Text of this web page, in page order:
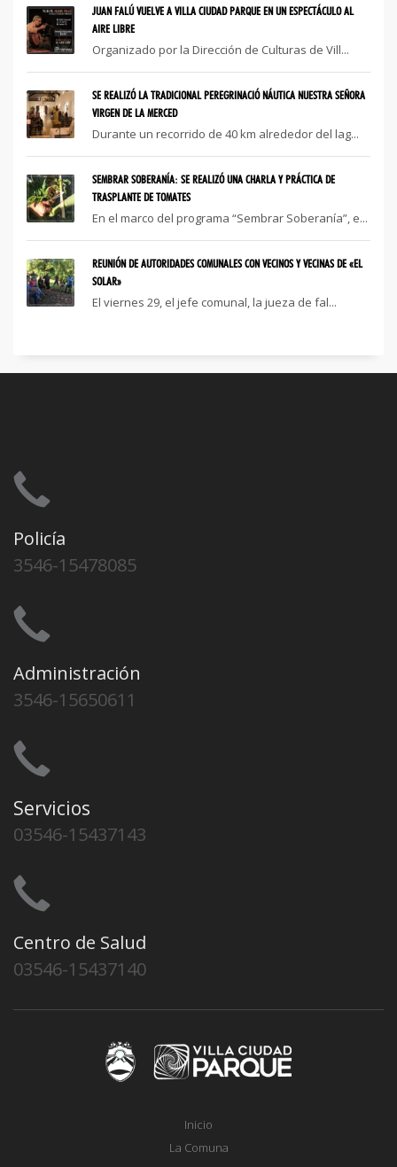
JUAN FALÚ VUELVE A VILLA CIUDAD PARQUE EN UN ESPECTÁCULO AL
AIRE LIBRE
Organizado por la Dirección de Culturas de Vill...
SE REALIZÓ LA TRADICIONAL PEREGRINACIÓ NÁUTICA NUESTRA SEÑORA
VIRGEN DE LA MERCED
Durante un recorrido de 40 km alrededor del lag...
SEMBRAR SOBERANÍA: SE REALIZÓ UNA CHARLA Y PRÁCTICA DE
TRASPLANTE DE TOMATES
En el marco del programa “Sembrar Soberanía”, e...
REUNIÓN DE AUTORIDADES COMUNALES CON VECINOS Y VECINAS DE «EL
SOLAR»
El viernes 29, el jefe comunal, la jueza de fal...
Policía
3546-15478085
Administración
3546-15650611
Servicios
03546-15437143
Centro de Salud
03546-15437140
Inicio
La Comuna